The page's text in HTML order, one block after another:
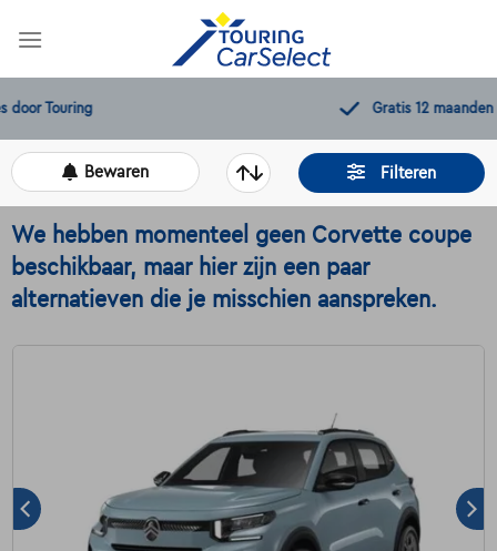
Gratis 12 maanden pechverhelping
Filteren
Bewaren
We hebben momenteel geen Corvette coupe
beschikbaar, maar hier zijn een paar
alternatieven die je misschien aanspreken.